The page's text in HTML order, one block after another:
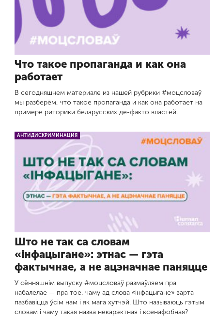
Что такое пропаганда и как она
работает
В сегодняшнем материале из нашей рубрики #моцсловаў
мы разберём, что такое пропаганда и как она работает на
примере риторики беларусских де-факто властей.
АНТИДИСКРИМИНАЦИЯ
Што не так са словам
«інфацыгане»: этнас — гэта
фактычнае, а не ацэначнае паняцце
У сённяшнім выпуску #моцсловаў размаўляем пра
набалелае — пра тое, чаму ад слова «інфацыгане» варта
пазбавіцца ўсім нам і як мага хутчэй. Што называюць гэтым
словам і чаму такая назва некарэктная і ксенафобная?